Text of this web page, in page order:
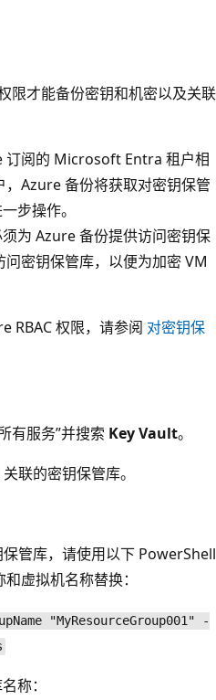
限才能备份密钥和机密以及关联
订阅的 Microsoft Entra 租户相
，Azure 备份将获取对密钥保管
步操作。
为 Azure 备份提供访问密钥保
密钥保管库，以便为加密 VM
RBAC 权限，请参阅 对密钥保
有服务”并搜索 Key Vault。
联的密钥保管库。
管库，请使用以下 PowerShell
虚拟机名称替换：
"MyResourceGroup001" -
称：